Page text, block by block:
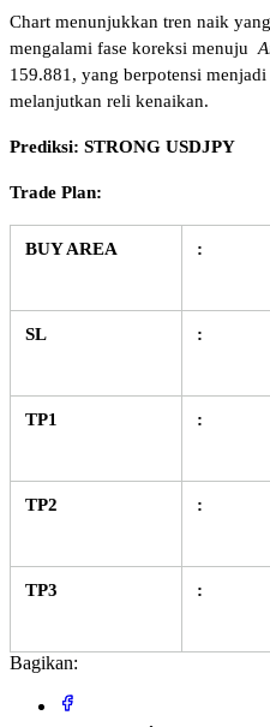
Chart menunjukkan tren naik
mengalami fase koreksi menuju
159.881, yang berpotensi
melanjutkan reli kenaikan.
Prediksi: STRONG USDJPY
Trade Plan:
BUY AREA :
SL :
TP1 :
TP2 :
TP3 :
Bagikan: